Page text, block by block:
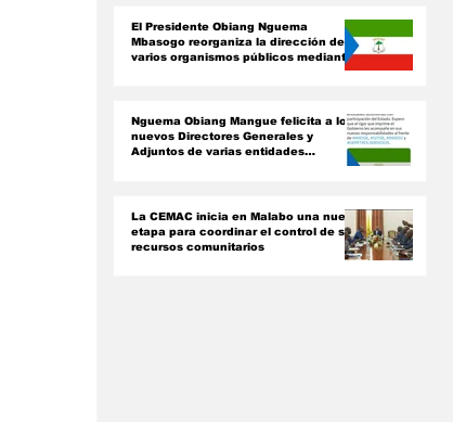
El Presidente Obiang Nguema
Mbasogo reorganiza la dirección de
varios organismos públicos mediante
Nguema Obiang Mangue felicita a los
nuevos Directores Generales y
Adjuntos de varias entidades
La CEMAC inicia en Malabo una nueva
etapa para coordinar el control de sus
recursos comunitarios